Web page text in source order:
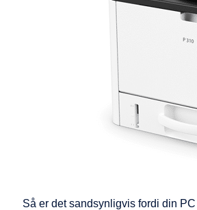
Så er det sandsynligvis fordi din